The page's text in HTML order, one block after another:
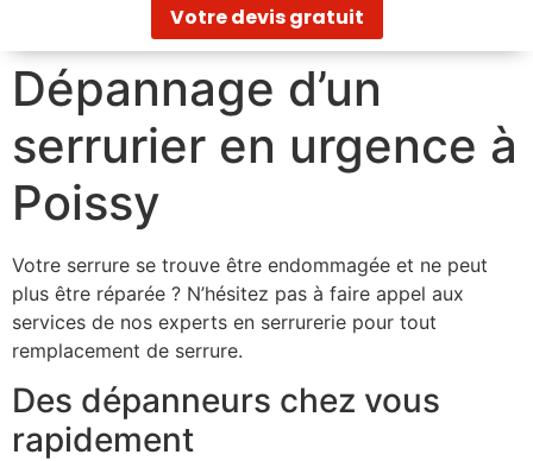
Votre devis gratuit
Dépannage d’un
serrurier en urgence à
Poissy
Votre serrure se trouve être endommagée et ne peut
plus être réparée ? N’hésitez pas à faire appel aux
services de nos experts en serrurerie pour tout
remplacement de serrure.
Des dépanneurs chez vous
rapidement